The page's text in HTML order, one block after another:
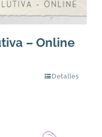
– Online
Detalles